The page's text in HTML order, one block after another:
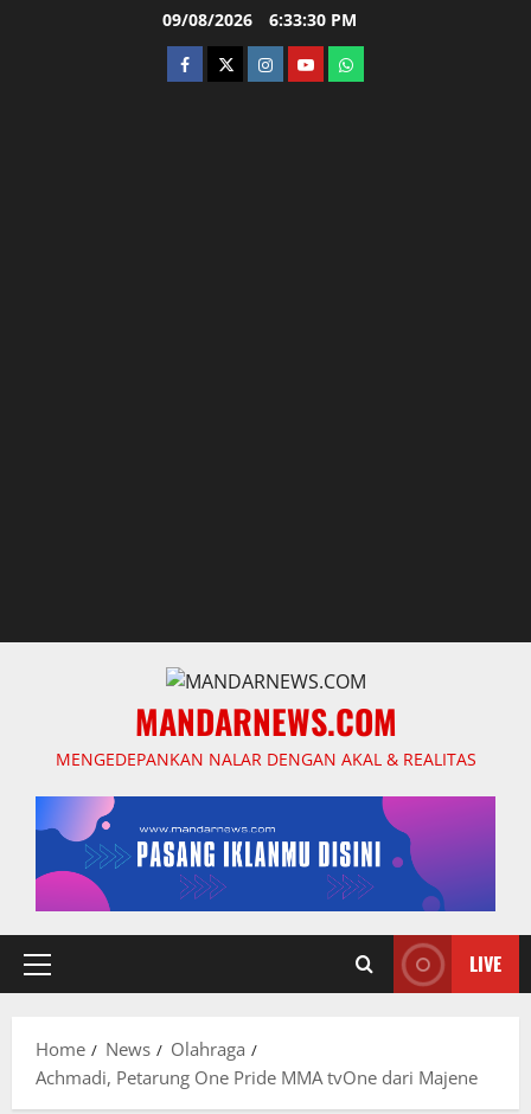
09/08/2026 6:33:31 PM
facebooktwitterinstagram.com
youtubewhatsapp
MANDARNEWS.COM
MENGEDEPANKAN NALAR DENGAN AKAL & REALITAS
Primary
LIVE
Home News
Olahraga
Achmadi, Petarung One Pride MMA tvOne dari Majene